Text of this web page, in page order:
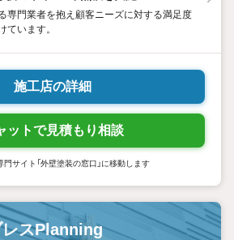
専門業者を抱え顧客ニーズに対する満足度
ています。
施工店の詳細
ットで見積もり相談
サイト「外壁塗装の窓口」に移動します
スPlanning